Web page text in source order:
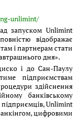
unlimint/
запуском Unlimint
відображає
і партнерам стати
дня».
і до Сан-Паулу
підприємствам
здійснення
банківському
Unlimint
цифровими